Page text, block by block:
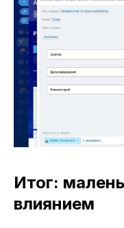
Итог:
влиянием